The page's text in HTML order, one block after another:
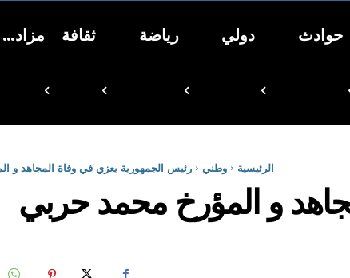
حوادث دولي رياضة ثقافة مزاد…
الرئيسية وطني رئيس الجمهورية يعزي في وفاة المجاهد و
و المؤرخ محمد حربي